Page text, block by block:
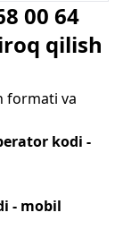
00 64
qilish
formati va
kodi -
- mobil